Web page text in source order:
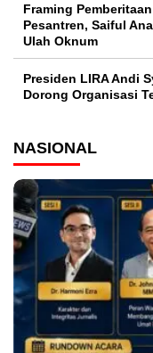
Framing
Pesantren, Saiful
Ulah Oknum
Presiden LIRA Andi
Dorong Organisasi
NASIONAL